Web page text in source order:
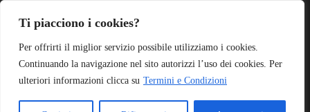
Ti piacciono i cookies?
Per offrirti il miglior servizio possibile utilizziamo i cookies.
Continuando la navigazione nel sito autorizzi l’uso dei cookies. Per
ulteriori informazioni clicca su Termini e Condizioni